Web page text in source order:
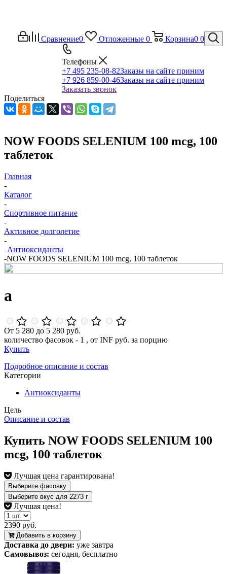
Сравнение0 Отложенные 0 Корзина0 0
Телефоны
+7 495 235-08-82Заказы на сайте приним
+7 926 859-00-46Заказы на сайте приним
Заказать звонок
Поделиться
NOW FOODS SELENIUM 100 mcg, 100
таблеток
Главная
-
Каталог
-
Спортивное питание
-
Активное долголетие
-
Антиоксиданты
-NOW FOODS SELENIUM 100 mcg, 100 таблеток
a
От 5 280 до 5 280 руб.
количество фасовок - 1 , от INF руб. за порцию
Купить
Подробное описание и состав
Категории
Антиоксиданты
Цель
Описание и состав
Купить NOW FOODS SELENIUM 100
mcg, 100 таблеток
Лучшая цена гарантирована!
Выберите фасовку
Выберите вкус для 2273 г
Лучшая цена!
2390 руб.
Добавить в корзину
Доставка до двери: уже завтра
Самовывоз: сегодня, бесплатно